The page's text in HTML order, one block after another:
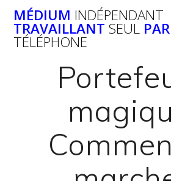
au
contenu
MÉDIUM INDÉPENDANT
TRAVAILLANT SEUL PAR
TÉLÉPHONE